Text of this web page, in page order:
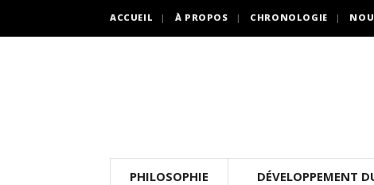
ACCUEIL À PROPOS CHRONOLOGIE
PHILOSOPHIE DÉVELOPPEMENT